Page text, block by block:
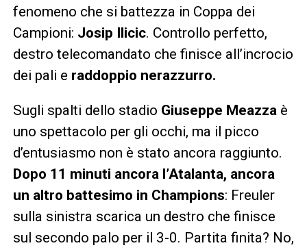
fenomeno che si battezza in Coppa dei
Campioni: Josip Ilicic. Controllo perfetto,
destro telecomandato che finisce all’incrocio
dei pali e raddoppio nerazzurro.
Sugli spalti dello stadio Giuseppe Meazza è
uno spettacolo per gli occhi, ma il picco
d’entusiasmo non è stato ancora raggiunto.
Dopo 11 minuti ancora l’Atalanta, ancora
un altro battesimo in Champions: Freuler
sulla sinistra scarica un destro che finisce
sul secondo palo per il 3-0. Partita finita? No,